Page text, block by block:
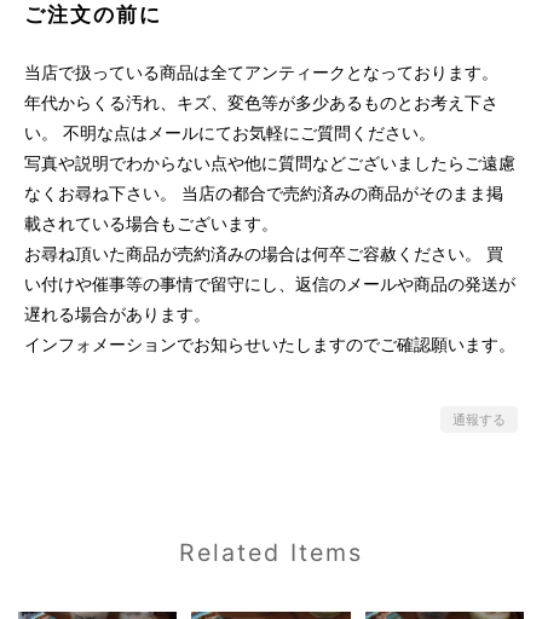
ご注文の前に
当店で扱っている商品は全てアンティークとなっております。
年代からくる汚れ、キズ、変色等が多少あるものとお考え下さ
い。 不明な点はメールにてお気軽にご質問ください。
写真や説明でわからない点や他に質問などございましたらご遠慮
なくお尋ね下さい。 当店の都合で売約済みの商品がそのまま掲
載されている場合もございます。
お尋ね頂いた商品が売約済みの場合は何卒ご容赦ください。 買
い付けや催事等の事情で留守にし、返信のメールや商品の発送が
遅れる場合があります。
インフォメーションでお知らせいたしますのでご確認願います。
通報する
Related Items